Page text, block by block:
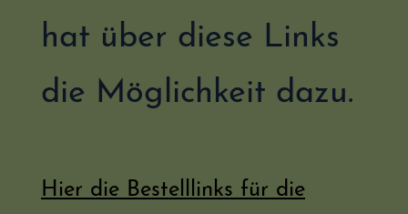
hat über diese Links
die Möglichkeit dazu.
Hier die Bestelllinks für die